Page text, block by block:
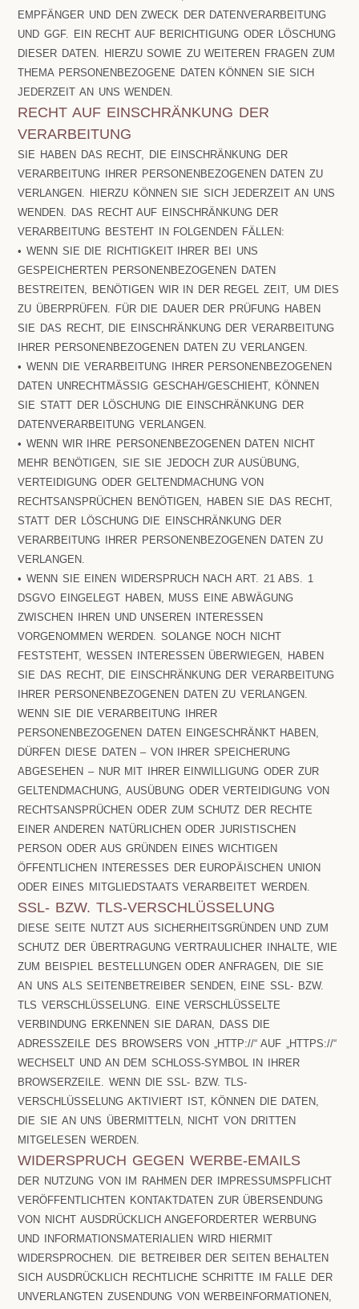
EMPFÄNGER UND DEN ZWECK DER DATENVERARBEITUNG
UND GGF. EIN RECHT AUF BERICHTIGUNG ODER LÖSCHUNG
DIESER DATEN. HIERZU SOWIE ZU WEITEREN FRAGEN ZUM
THEMA PERSONENBEZOGENE DATEN KÖNNEN SIE SICH
JEDERZEIT AN UNS WENDEN.
RECHT AUF EINSCHRÄNKUNG DER
VERARBEITUNG
SIE HABEN DAS RECHT, DIE EINSCHRÄNKUNG DER
VERARBEITUNG IHRER PERSONENBEZOGENEN DATEN ZU
VERLANGEN. HIERZU KÖNNEN SIE SICH JEDERZEIT AN UNS
WENDEN. DAS RECHT AUF EINSCHRÄNKUNG DER
VERARBEITUNG BESTEHT IN FOLGENDEN FÄLLEN:
• WENN SIE DIE RICHTIGKEIT IHRER BEI UNS
GESPEICHERTEN PERSONENBEZOGENEN DATEN
BESTREITEN, BENÖTIGEN WIR IN DER REGEL ZEIT, UM DIES
ZU ÜBERPRÜFEN. FÜR DIE DAUER DER PRÜFUNG HABEN
SIE DAS RECHT, DIE EINSCHRÄNKUNG DER VERARBEITUNG
IHRER PERSONENBEZOGENEN DATEN ZU VERLANGEN.
• WENN DIE VERARBEITUNG IHRER PERSONENBEZOGENEN
DATEN UNRECHTMÄSSIG GESCHAH/GESCHIEHT, KÖNNEN S
IE STATT DER LÖSCHUNG DIE EINSCHRÄNKUNG DER D
ATENVERARBEITUNG VERLANGEN.
• WENN WIR IHRE PERSONENBEZOGENEN DATEN NICHT
MEHR BENÖTIGEN, SIE SIE JEDOCH ZUR AUSÜBUNG,
VERTEIDIGUNG ODER GELTENDMACHUNG VON
RECHTSANSPRÜCHEN BENÖTIGEN, HABEN SIE DAS RECHT,
STATT DER LÖSCHUNG DIE EINSCHRÄNKUNG DER
VERARBEITUNG IHRER PERSONENBEZOGENEN DATEN ZU
VERLANGEN.
• WENN SIE EINEN WIDERSPRUCH NACH ART. 21 ABS. 1
DSGVO EINGELEGT HABEN, MUSS EINE ABWÄGUNG
ZWISCHEN IHREN UND UNSEREN INTERESSEN
VORGENOMMEN WERDEN. SOLANGE NOCH NICHT
FESTSTEHT, WESSEN INTERESSEN ÜBERWIEGEN, HABEN
SIE DAS RECHT, DIE EINSCHRÄNKUNG DER VERARBEITUNG
IHRER PERSONENBEZOGENEN DATEN ZU VERLANGEN.
WENN SIE DIE VERARBEITUNG IHRER
PERSONENBEZOGENEN DATEN EINGESCHRÄNKT HABEN,
DÜRFEN DIESE DATEN – VON IHRER SPEICHERUNG
ABGESEHEN – NUR MIT IHRER EINWILLIGUNG ODER ZUR
GELTENDMACHUNG, AUSÜBUNG ODER VERTEIDIGUNG VON
RECHTSANSPRÜCHEN ODER ZUM SCHUTZ DER RECHTE
EINER ANDEREN NATÜRLICHEN ODER JURISTISCHEN
PERSON ODER AUS GRÜNDEN EINES WICHTIGEN
ÖFFENTLICHEN INTERESSES DER EUROPÄISCHEN UNION
ODER EINES MITGLIEDSTAATS VERARBEITET WERDEN.
SSL- BZW. TLS-VERSCHLÜSSELUNG
DIESE SEITE NUTZT AUS SICHERHEITSGRÜNDEN UND ZUM
SCHUTZ DER ÜBERTRAGUNG VERTRAULICHER INHALTE, WIE
ZUM BEISPIEL BESTELLUNGEN ODER ANFRAGEN, DIE SIE
AN UNS ALS SEITENBETREIBER SENDEN, EINE SSL- BZW.
TLS VERSCHLÜSSELUNG. EINE VERSCHLÜSSELTE
VERBINDUNG ERKENNEN SIE DARAN, DASS DIE
ADRESSZEILE DES BROWSERS VON „HTTP://“ AUF „HTTPS://“
WECHSELT UND AN DEM SCHLOSS-SYMBOL IN IHRER
BROWSERZEILE. WENN DIE SSL- BZW. TLS-
VERSCHLÜSSELUNG AKTIVIERT IST, KÖNNEN DIE DATEN,
DIE SIE AN UNS ÜBERMITTELN, NICHT VON DRITTEN
MITGELESEN WERDEN.
WIDERSPRUCH GEGEN WERBE-EMAILS
DER NUTZUNG VON IM RAHMEN DER IMPRESSUMSPFLICHT
VERÖFFENTLICHTEN KONTAKTDATEN ZUR ÜBERSENDUNG
VON NICHT AUSDRÜCKLICH ANGEFORDERTER WERBUNG
UND INFORMATIONSMATERIALIEN WIRD HIERMIT
WIDERSPROCHEN. DIE BETREIBER DER SEITEN BEHALTEN
SICH AUSDRÜCKLICH RECHTLICHE SCHRITTE IM FALLE DER
UNVERLANGTEN ZUSENDUNG VON WERBEINFORMATIONEN,